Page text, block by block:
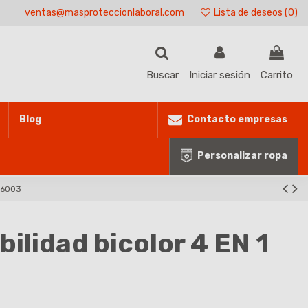
ventas@masproteccionlaboral.com Lista de deseos (0)
Buscar Iniciar sesión Carrito
Blog Contacto empresas
Personalizar ropa
bicolor 4 EN 1